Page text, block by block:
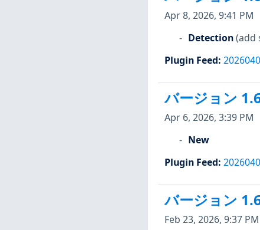
Apr 8, 2026, 9:41 PM
Detection(add
Plugin Feed:
バージョン
Apr 6, 2026, 3:39 PM
New
Plugin Feed:
バージョン
Feb 23, 2026, 9:37 PM